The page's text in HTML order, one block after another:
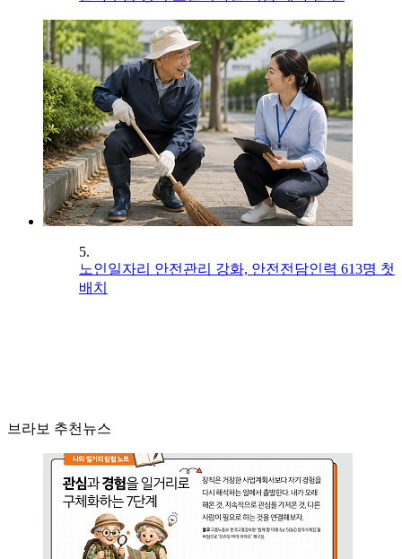
5.
노인일자리 안전관리 강화, 안전전담인력 613명 첫
배치
브라보 추천뉴스